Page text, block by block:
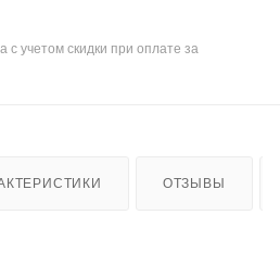
с учетом скидки при оплате за
ОТЗЫВЫ